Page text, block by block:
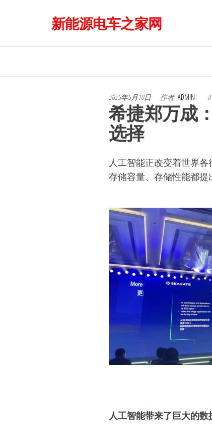
容
新能源电车之家网
2025年5月10日 作者 ADMIN 0
希捷郑万成
选择
人工智能正改变着世界
存储容量、存储性能都提
人工智能带来了巨大的